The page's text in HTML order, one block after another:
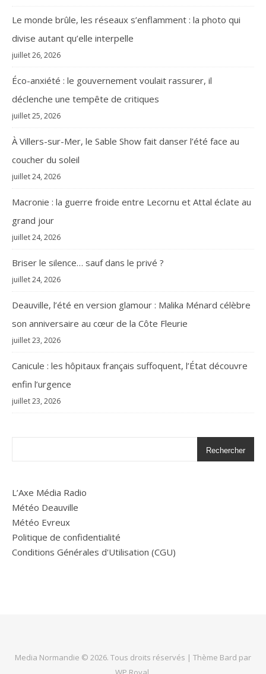
Le monde brûle, les réseaux s’enflamment : la photo qui
divise autant qu’elle interpelle
juillet 26, 2026
Éco-anxiété : le gouvernement voulait rassurer, il
déclenche une tempête de critiques
juillet 25, 2026
À Villers-sur-Mer, le Sable Show fait danser l’été face au
coucher du soleil
juillet 24, 2026
Macronie : la guerre froide entre Lecornu et Attal éclate au
grand jour
juillet 24, 2026
Briser le silence… sauf dans le privé ?
juillet 24, 2026
Deauville, l’été en version glamour : Malika Ménard célèbre
son anniversaire au cœur de la Côte Fleurie
juillet 23, 2026
Canicule : les hôpitaux français suffoquent, l’État découvre
enfin l’urgence
juillet 23, 2026
Rechercher
L’Axe Média Radio
Météo Deauville
Météo Evreux
Politique de confidentialité
Conditions Générales d'Utilisation (CGU)
Media Normandie © 2026. Tous droits réservés | Thème Bard par